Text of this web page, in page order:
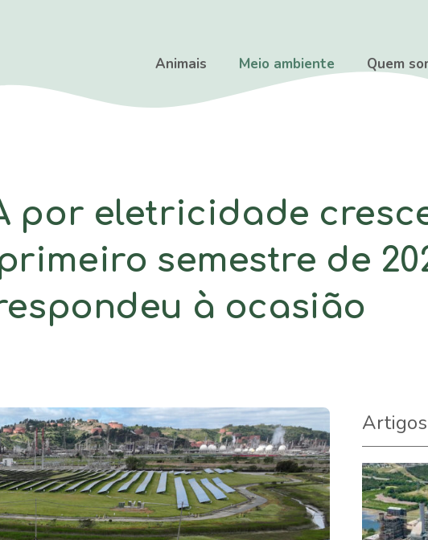
Animais Meio ambiente Quem
por eletricidade
semestre de
à ocasião